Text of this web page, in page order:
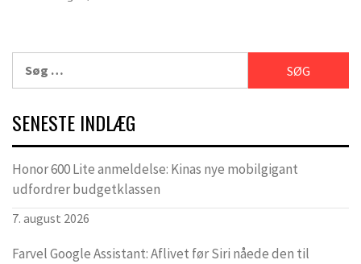
efter:
SENESTE INDLÆG
Honor 600 Lite anmeldelse: Kinas nye mobilgigant
udfordrer budgetklassen
7. august 2026
Farvel Google Assistant: Aflivet før Siri nåede den til